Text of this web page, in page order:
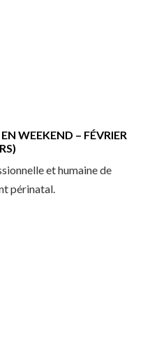
WEEKEND – FÉVRIER
et humaine de
périnatal.